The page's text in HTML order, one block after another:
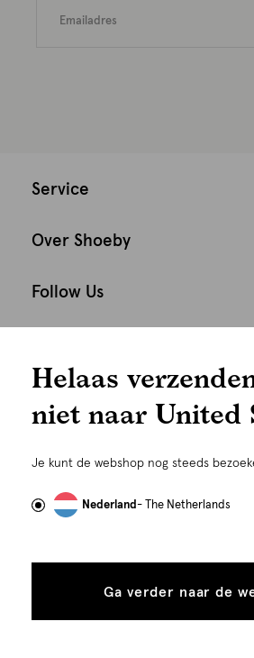
graag
gebruiken wij cookies en daarmee
om advertenties te
tonen
toestaan
Service
Over Shoeby
Follow Us
Nederland
Helaas
niet naar United
Je kunt de webshop nog steeds
Nederland- The Netherlands
Ga verder naar de